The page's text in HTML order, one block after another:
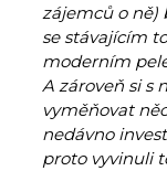
zájemců o ně)
se stávajícím
moderním
A zároveň si s
vyměňovat
nedávno
proto vyvinuli